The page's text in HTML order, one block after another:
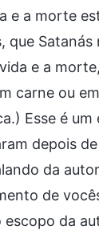
e a morte
que
e a
carne ou
Esse é
depois
da
de
escopo da